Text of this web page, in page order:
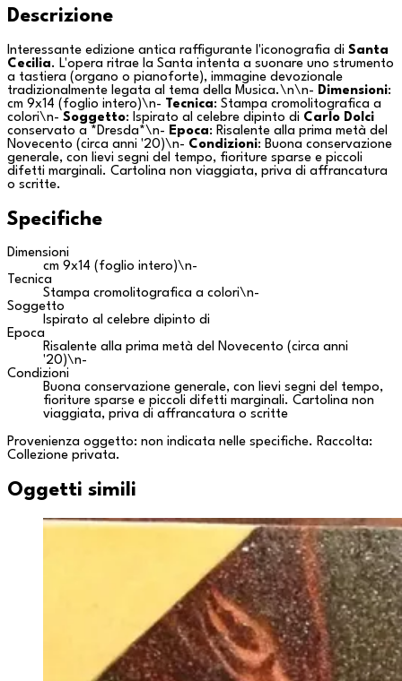
Descrizione
Interessante edizione antica raffigurante l'iconografia di Santa
Cecilia. L'opera ritrae la Santa intenta a suonare uno strumento
a tastiera (organo o pianoforte), immagine devozionale
tradizionalmente legata al tema della Musica.\n\n- Dimensioni:
cm 9x14 (foglio intero)\n- Tecnica: Stampa cromolitografica a
colori\n- Soggetto: Ispirato al celebre dipinto di Carlo Dolci
conservato a *Dresda*\n- Epoca: Risalente alla prima metà del
Novecento (circa anni '20)\n- Condizioni: Buona conservazione
generale, con lievi segni del tempo, fioriture sparse e piccoli
difetti marginali. Cartolina non viaggiata, priva di affrancatura
o scritte.
Specifiche
Dimensioni
cm 9x14 (foglio intero)\n-
Tecnica
Stampa cromolitografica a colori\n-
Soggetto
Ispirato al celebre dipinto di
Epoca
Risalente alla prima metà del Novecento (circa anni
'20)\n-
Condizioni
Buona conservazione generale, con lievi segni del tempo,
fioriture sparse e piccoli difetti marginali. Cartolina non
viaggiata, priva di affrancatura o scritte
Provenienza oggetto: non indicata nelle specifiche. Raccolta:
Collezione privata.
Oggetti simili